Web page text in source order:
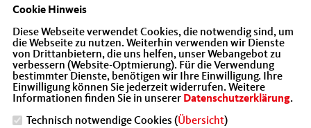
Telefon: 0731/9216521
E-Mail: info@mit-alb-donau-ulm.de
Cookie Hinweis
Diese Webseite verwendet Cookies, die notwendig sind, um
die Webseite zu nutzen. Weiterhin verwenden wir Dienste
von Drittanbietern, die uns helfen, unser Webangebot zu
verbessern (Website-Optmierung). Für die Verwendung
bestimmter Dienste, benötigen wir Ihre Einwilligung. Ihre
Einwilligung können Sie jederzeit widerrufen. Weitere
Informationen finden Sie in unserer Datenschutzerklärung.
Technisch notwendige Cookies (Übersicht)